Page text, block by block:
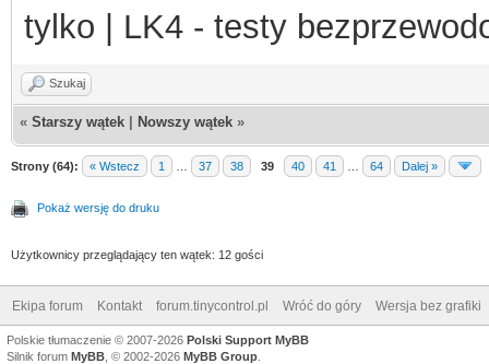
tylko | LK4 - testy
Szukaj
« Starszy wątek Nowszy wątek »
Strony (64): « Wstecz 1 37 38 39 40 41 64 Dalej »
Pokaż wersję do druku
Użytkownicy przeglądający ten wątek: 12 gości
Ekipa forum Kontakt forum.tinycontrol.pl Wróć do góry Wersja bez grafiki
Polskie tłumaczenie © 2007-2026 Polski Support MyBB
Silnik forum MyBB , © 2002-2026 MyBB Group